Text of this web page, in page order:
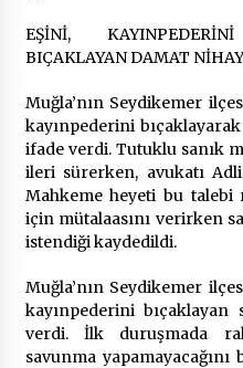
2 ay ago
Saadet
4 ay ago
Başkan Aras
Kuran İşler
9 ay ago
Seydikemer
Toplantısı
2 yıl ago
EŞİNİ,
BIÇAKLAYAN DAMAT
Muğla’nın Seydikemer
kayınpederini
ifade verdi. Tutuklu sanık
ileri sürerken, avukatı
Mahkeme heyeti bu talebi
için mütalaasını verirken
istendiği kaydedildi.
Muğla’nın Seydikemer
kayınpederini bıçaklayan
verdi. İlk duruşmada
savunma